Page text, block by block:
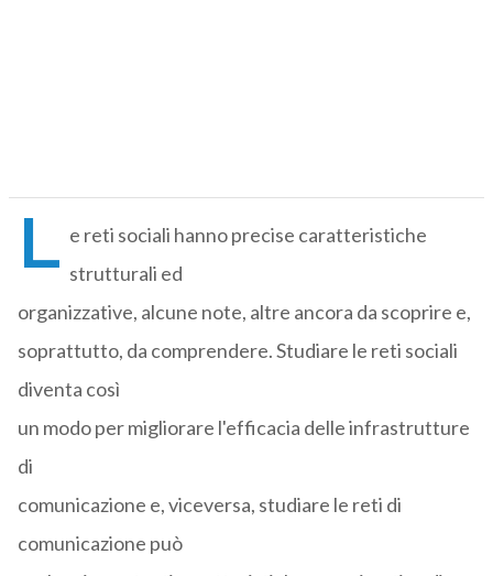
L e reti sociali hanno precise caratteristiche
strutturali ed
organizzative, alcune note, altre ancora da scoprire e,
soprattutto, da comprendere. Studiare le reti sociali
diventa così
un modo per migliorare l'efficacia delle infrastrutture
di
comunicazione e, viceversa, studiare le reti di
comunicazione può